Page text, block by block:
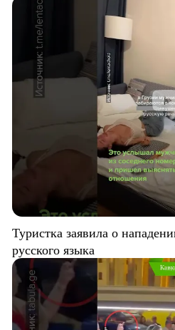
Туристка заявила о
русского языка